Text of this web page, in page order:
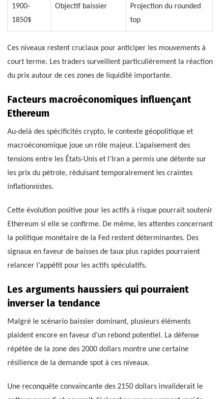
1900-
1850$
Objectif baissier
Projection du rounded
top
Ces niveaux restent cruciaux pour anticiper les mouvements à
court terme. Les traders surveillent particulièrement la réaction
du prix autour de ces zones de liquidité importante.
Facteurs macroéconomiques influençant
Ethereum
Au-delà des spécificités crypto, le contexte géopolitique et
macroéconomique joue un rôle majeur. L’apaisement des
tensions entre les États-Unis et l’Iran a permis une détente sur
les prix du pétrole, réduisant temporairement les craintes
inflationnistes.
Cette évolution positive pour les actifs à risque pourrait soutenir
Ethereum si elle se confirme. De même, les attentes concernant
la politique monétaire de la Fed restent déterminantes. Des
signaux en faveur de baisses de taux plus rapides pourraient
relancer l’appétit pour les actifs spéculatifs.
Les arguments haussiers qui pourraient
inverser la tendance
Malgré le scénario baissier dominant, plusieurs éléments
plaident encore en faveur d’un rebond potentiel. La défense
répétée de la zone des 2000 dollars montre une certaine
résilience de la demande spot à ces niveaux.
Une reconquête convaincante des 2150 dollars invaliderait le